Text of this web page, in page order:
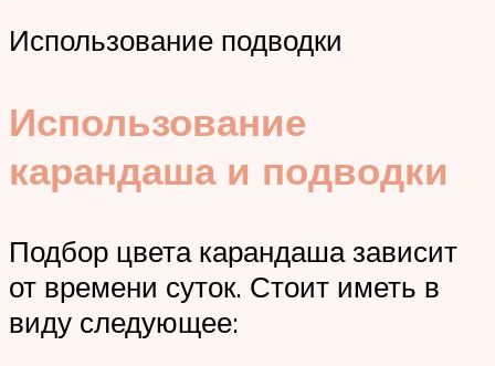
Использование подводки
Использование
карандаша и подводки
Подбор цвета карандаша зависит
от времени суток. Стоит иметь в
виду следующее: